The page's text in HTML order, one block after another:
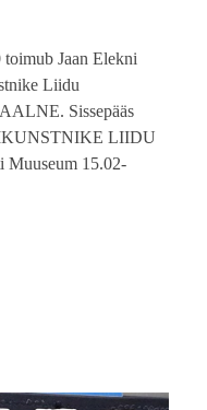
Jaan Elekni
Liidu
Sissepääs
LIIDU
15.02-